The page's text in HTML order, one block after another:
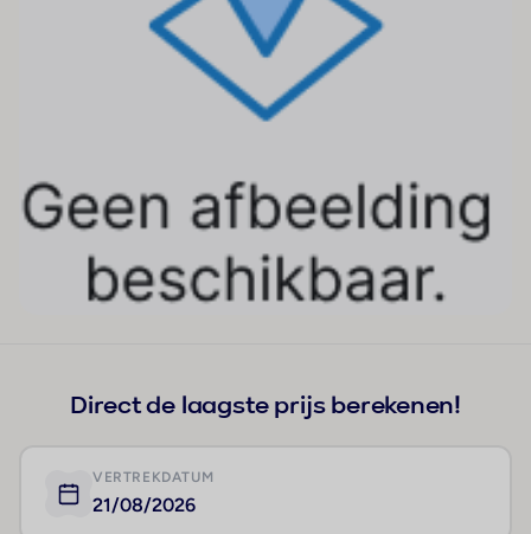
Direct de laagste prijs berekenen!
VERTREKDATUM
21/08/2026